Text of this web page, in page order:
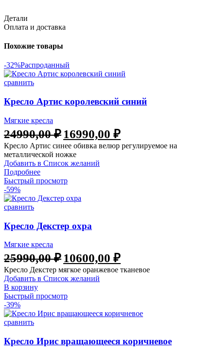
Детали
Оплата и доставка
Похожие товары
-32%Распроданный
сравнить
Кресло Артис королевский синий
Мягкие кресла
24990,00₽ 16990,00 ₽
Кресло Артис синее обивка велюр регулируемое на
металлической ножке
Добавить в Список желаний
Подробнее
Быстрый просмотр
-59%
сравнить
Кресло Декстер охра
Мягкие кресла
25990,00₽ 10600,00 ₽
Кресло Декстер мягкое оранжевое тканевое
Добавить в Список желаний
В корзину
Быстрый просмотр
-39%
сравнить
Кресло Ирис вращающееся коричневое